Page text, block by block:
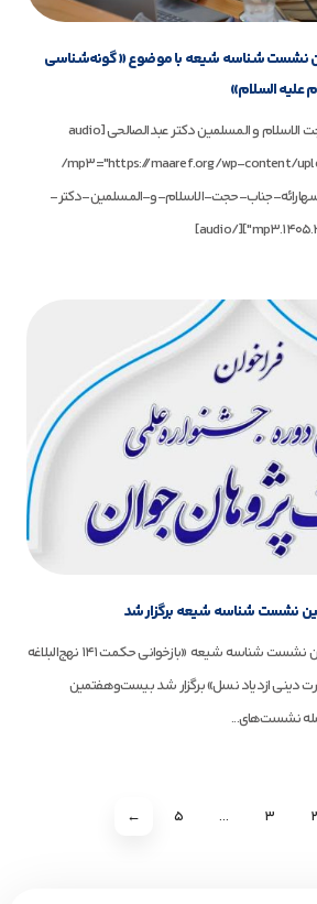
نشست شناسه شیعه با موضوع «گونه‌شناسی
علیه السلام»
ارائه دهنده: حجت الاسلام و المسلمین دکتر عبدالصالحی [audio
mp3="https://maaref.org/wp-content/uploads/2026/06/
جناب-حجت-الاسلام-و-المسلمین-دکتر-
نشست شناسه شیعه برگزار شد
بیست‌وهفتمین نشست شناسه شیعه «بازخوانی حکمت ۱۴۱ نهج‌البلاغه
دینی ازدیاد نسل» برگزار شد بیست‌وهفتمین
نشست‌های...
2
3
…
5
←